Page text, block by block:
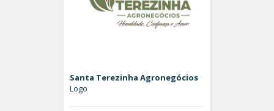
Santa Terezinha Agronegócios
Logo